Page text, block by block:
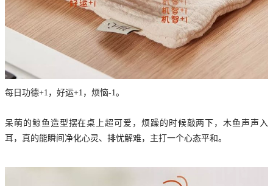
每日功德+1，好运+1，烦恼-1。
呆萌的鲸鱼造型摆在桌上超可爱，烦躁的时候敲两下，木鱼声声入
耳，真的能瞬间净化心灵、排忧解难，主打一个心态平和。